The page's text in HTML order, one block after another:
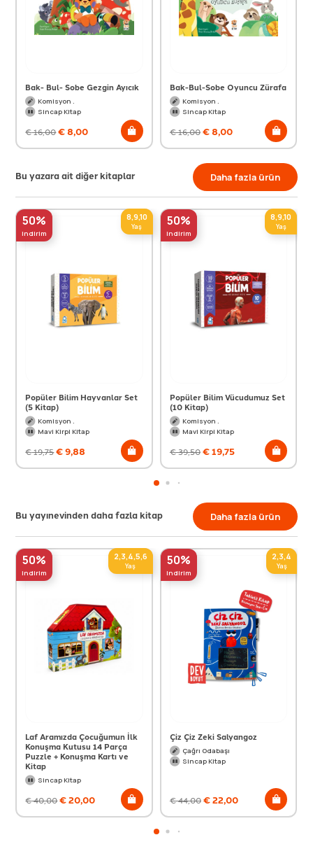
Bak- Bul- Sobe Gezgin Ayıcık
Komisyon .
Sincap Kitap
€16,00€8,00
Bak-Bul-Sobe Oyuncu Zürafa
Komisyon .
Sincap Kitap
€16,00€8,00
Bu yazara ait diğer kitaplar Daha fazla ürün
50%
indirim
8,9,10
Yaş
Popüler Bilim Hayvanlar Set
(5 Kitap)
Komisyon .
Mavi Kirpi Kitap
€19,75€9,88
50%
indirim
8,9,10
Yaş
Popüler Bilim Vücudumuz Set
(10 Kitap)
Komisyon .
Mavi Kirpi Kitap
€39,50€19,75
Bu yayınevinden daha fazla kitap Daha fazla ürün
50%
indirim
2,3,4,5,6
Yaş
Laf Aramızda Çocuğumun İlk
Konuşma Kutusu 14 Parça
Puzzle + Konuşma Kartı ve
Kitap
Sincap Kitap
€40,00€20,00
50%
indirim
2,3,4
Yaş
Çiz Çiz Zeki Salyangoz
Çağrı Odabaşı
Sincap Kitap
€44,00€22,00